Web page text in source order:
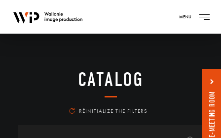
MENU
CATALOG
RÉINITIALIZE THE FILTERS E-MEETING ROOM